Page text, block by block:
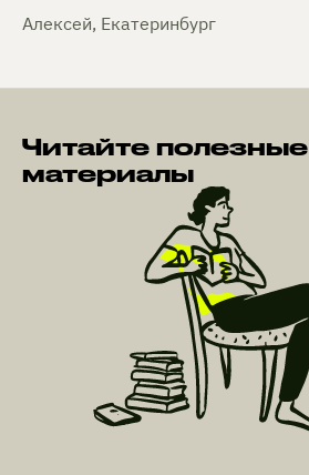
Алексей, Екатеринбург
Читайте полезные
материалы